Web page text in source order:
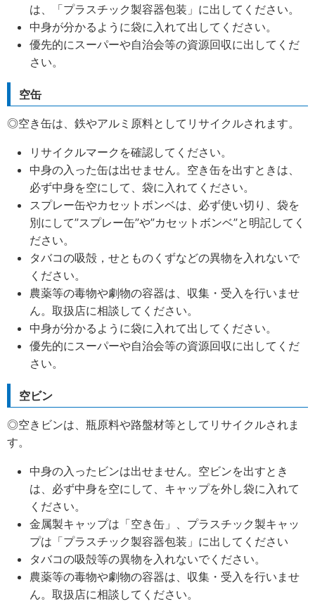
は、「プラスチック製容器包装」に出してください。
中身が分かるように袋に入れて出してください。
優先的にスーパーや自治会等の資源回収に出してくだ
さい。
空缶
◎空き缶は、鉄やアルミ原料としてリサイクルされます。
リサイクルマークを確認してください。
中身の入った缶は出せません。空き缶を出すときは、
必ず中身を空にして、袋に入れてください。
スプレー缶やカセットボンベは、必ず使い切り、袋を
別にして”スプレー缶”や”カセットボンベ”と明記してく
ださい。
タバコの吸殻，せとものくずなどの異物を入れないで
ください。
農薬等の毒物や劇物の容器は、収集・受入を行いませ
ん。取扱店に相談してください。
中身が分かるように袋に入れて出してください。
優先的にスーパーや自治会等の資源回収に出してくだ
さい。
空ビン
◎空きビンは、瓶原料や路盤材等としてリサイクルされま
す。
中身の入ったビンは出せません。空ビンを出すとき
は、必ず中身を空にして、キャップを外し袋に入れて
ください。
金属製キャップは「空き缶」、プラスチック製キャッ
プは「プラスチック製容器包装」に出してください
タバコの吸殻等の異物を入れないでください。
農薬等の毒物や劇物の容器は、収集・受入を行いませ
ん。取扱店に相談してください。